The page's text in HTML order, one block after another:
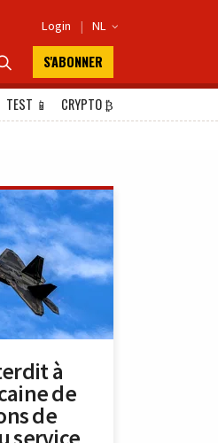
Login | NL 
S'ABONNER
TEST 📱 CRYPTO₿
à
de
de